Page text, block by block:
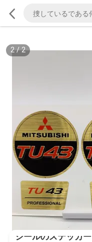
2/2
シールのステッカ